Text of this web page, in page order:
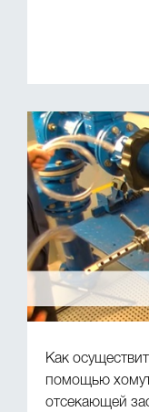
Как
помощью
отсекающей